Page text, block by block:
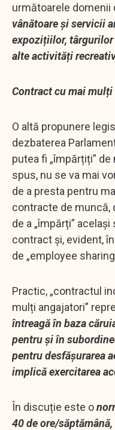
următoarele domenii
vânătoare și servicii
expozițiilor,
alte activități
Contract cu mai
O altă propunere
dezbaterea
putea fi „împărțiți”
spus, nu se va mai
de a presta pentru
contracte de muncă,
de a „împărți”
contract și, evident,
de „employee
Practic, „contractul
mulți angajatori”
întreagă în baza
pentru și în
pentru desfășurarea
implică exercitarea
În discuție este o
40 de ore/